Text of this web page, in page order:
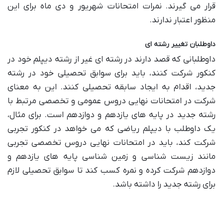
قرار می گیرند. نمرات امتحانات شهریور و دی ماه برای این
منظور اعتبار ندارند.
داوطلبان تغییر رشته ای
داوطلبانی که قصد دارند در رشته ای غیر از رشته دیپلم خود در
کنکور شرکت کنند، باید برای سوابق تحصیلی خود در رشته
جدید، اقدام به ایجاد سابقه تحصیلی کنند. این به معنای
شرکت در امتحانات نهایی دروس عمومی و تخصصی مرتبط با
رشته جدید در پایه های یازدهم و دوازدهم است. برای مثال،
یک داوطلب با دیپلم ریاضی که می خواهد در کنکور تجربی
شرکت کند، باید در امتحانات نهایی دروس تخصصی تجربی
مانند زیست شناسی و زمین شناسی پایه های یازدهم و
دوازدهم شرکت کرده و نمره کسب کند تا سوابق تحصیلی لازم
برای رشته جدید را داشته باشد.